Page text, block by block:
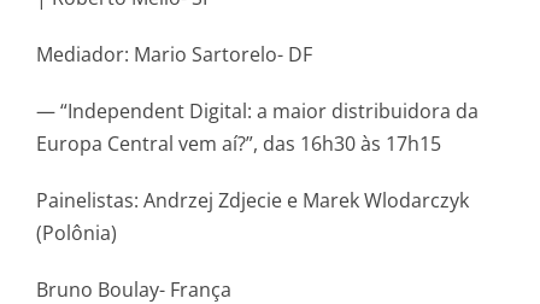
Mediador: Mario Sartorelo- DF
— “Independent Digital: a maior distribuidora da
Europa Central vem aí?”, das 16h30 às 17h15
Painelistas: Andrzej Zdjecie e Marek Wlodarczyk
(Polônia)
Bruno Boulay- França